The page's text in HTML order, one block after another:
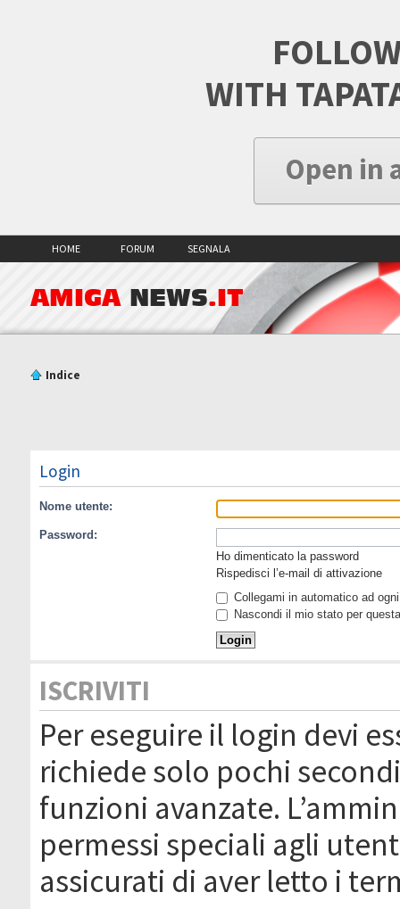
WITH
Open in
HOME FORUM SEGNALA
AMIGA NEWS.IT
Indice
Login
Nome utente:
Password:
Ho dimenticato la password
Rispedisci l’e-mail di attivazione
Collegami in automatico ad
Nascondi il mio stato per
ISCRIVITI
Per eseguire il login devi
richiede solo pochi
funzioni avanzate.
permessi speciali agli
assicurati di aver letto i